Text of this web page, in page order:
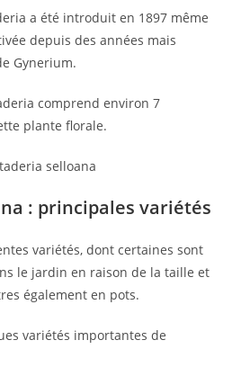
a été introduit en 1897 même
depuis des années mais
Gynerium.
comprend environ 7
plante florale.
: principales variétés
variétés, dont certaines sont
le jardin en raison de la taille et
également en pots.
variétés importantes de